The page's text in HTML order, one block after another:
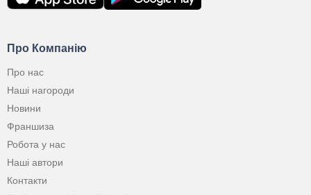
Про Компанію
Про нас
Наші нагороди
Новини
Франшиза
Робота у нас
Наші автори
Контакти